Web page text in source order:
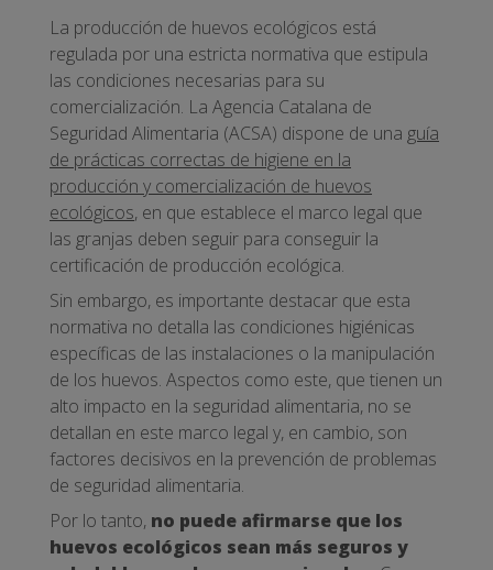
La producción de huevos ecológicos está
regulada por una estricta normativa que estipula
las condiciones necesarias para su
comercialización. La Agencia Catalana de
Seguridad Alimentaria (ACSA) dispone de una guía
de prácticas correctas de higiene en la
producción y comercialización de huevos
ecológicos, en que establece el marco legal que
las granjas deben seguir para conseguir la
certificación de producción ecológica.
Sin embargo, es importante destacar que esta
normativa no detalla las condiciones higiénicas
específicas de las instalaciones o la manipulación
de los huevos. Aspectos como este, que tienen un
alto impacto en la seguridad alimentaria, no se
detallan en este marco legal y, en cambio, son
factores decisivos en la prevención de problemas
de seguridad alimentaria.
Por lo tanto, no puede afirmarse que los
huevos ecológicos sean más seguros y